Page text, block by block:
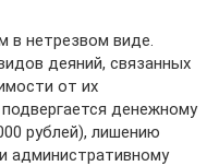
в нетрезвом виде.
деяний, связанных
от их
денежному
рублей), лишению
административному